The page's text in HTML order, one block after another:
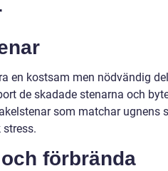
en kostsam men nödvändig
de skadade stenarna och
som matchar ugnens
förbrända